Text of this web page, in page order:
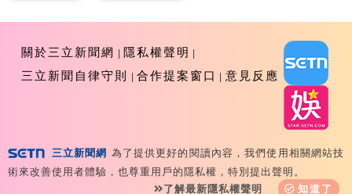
關於三立新聞網
隱私權聲明
三立新聞自律守則
合作提案窗口 意見反應
Copyright ©2026 Sanlih E-Television All Rights
Reserved 版權所有 盜用必究 台北市內湖區舊宗路一段159
三立新聞網 為了提供更好的閱讀內容，我們使用相關網站技
術來改善使用者體驗，也尊重用戶的隱私權，特別提出聲明。
了解最新隱私權聲明
知道了